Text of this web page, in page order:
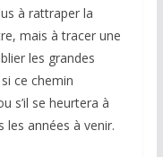
à rattraper la
mais à tracer une
les grandes
ce chemin
s’il se heurtera à
les années à venir.